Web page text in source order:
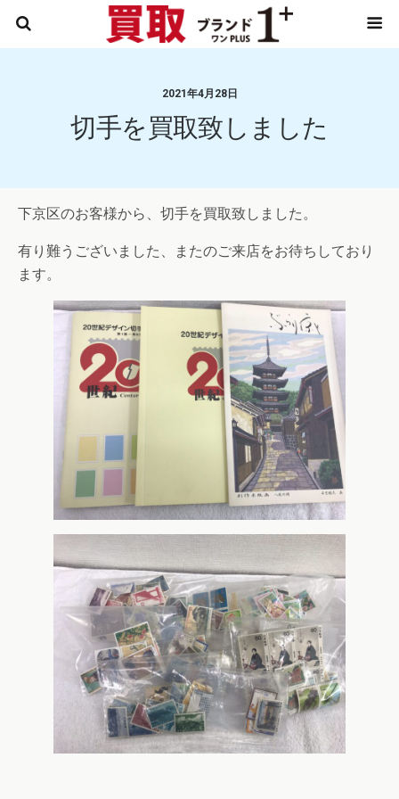
2021年4月28日
切手を買取致しました
下京区のお客様から、切手を買取致しました。
有り難うございました、またのご来店をお待ちしており
ます。